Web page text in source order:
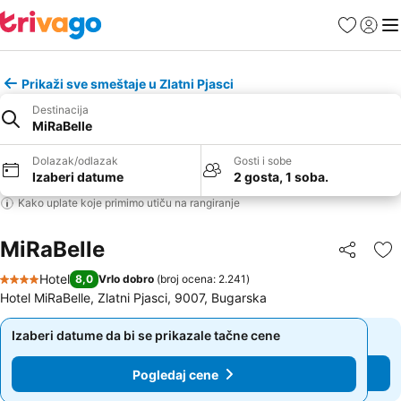
FavoritiPrijavi
Prikaži sve smeštaje u Zlatni Pjasci
Destinacija
MiRaBelle
Dolazak/odlazak
Izaberi datume
Gosti i sobe
2 gosta, 1 soba.
Kako uplate koje primimo utiču na rangiranje
MiRaBelle Deli
4 Zvezdice
Hotel 8,0 Vrlo dobro (broj ocena: 2.241)
Hotel MiRaBelle, Zlatni Pjasci, 9007, Bugarska
Izaberi datume da bi se prikazale tačne cene
Pogledaj cene
Izaberi datume da bi se prikazale tačne cene
Pogledaj cene